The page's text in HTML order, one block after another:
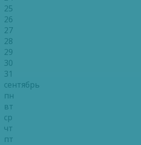
25
26
27
28
29
30
31
сентябрь
пн
вт
ср
чт
пт